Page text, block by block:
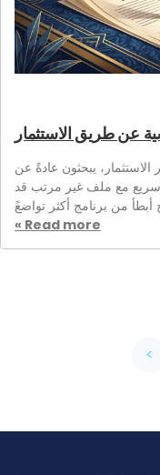
عن طريق الاستثمار
يبحثون عادةً عن
مع ملف غير مرتب قد
أبطأ من برنامج أكثر تواضعً
Read more »
>